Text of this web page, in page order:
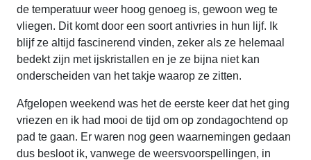
de temperatuur weer hoog genoeg is, gewoon weg te
vliegen. Dit komt door een soort antivries in hun lijf. Ik
blijf ze altijd fascinerend vinden, zeker als ze helemaal
bedekt zijn met ijskristallen en je ze bijna niet kan
onderscheiden van het takje waarop ze zitten.
Afgelopen weekend was het de eerste keer dat het ging
vriezen en ik had mooi de tijd om op zondagochtend op
pad te gaan. Er waren nog geen waarnemingen gedaan
dus besloot ik, vanwege de weersvoorspellingen, in